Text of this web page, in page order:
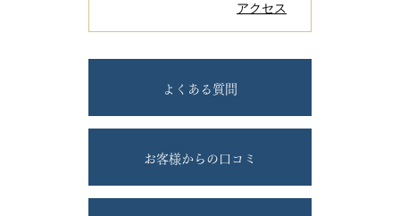
アクセス
よくある質問
お客様からの口コミ